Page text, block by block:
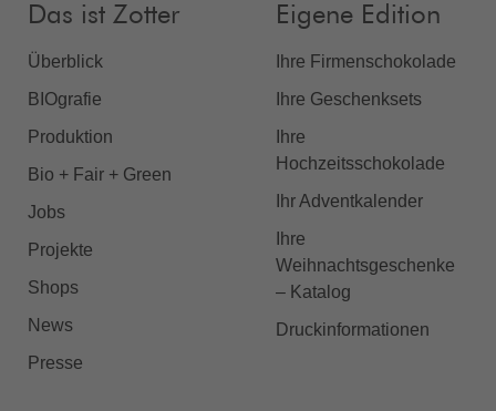
Das ist Zotter
Überblick
BIOgrafie
Produktion
Bio + Fair + Green
Jobs
Projekte
Shops
News
Presse
Eigene Edition
Ihre Firmenschokolade
Ihre Geschenksets
Ihre
Hochzeitsschokolade
Ihr Adventkalender
Ihre
Weihnachtsgeschenke
– Katalog
Druckinformationen